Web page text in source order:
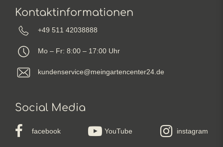
Kontaktinformationen
+49 511 42038888
Mo – Fr: 8:00 – 17:00 Uhr
kundenservice@meingartencenter24.de
Social Media
facebook YouTube instagram